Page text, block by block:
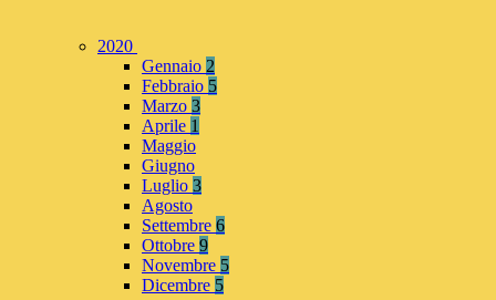
2020
Gennaio 2
Febbraio 5
Marzo 3
Aprile 1
Maggio
Giugno
Luglio 3
Agosto
Settembre 6
Ottobre 9
Novembre 5
Dicembre 5